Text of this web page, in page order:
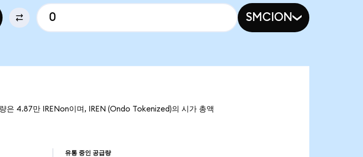
SMCION
은 4.87만 IRENon이며, IREN (Ondo Tokenized)의 시가 총액
유통 중인 공급량